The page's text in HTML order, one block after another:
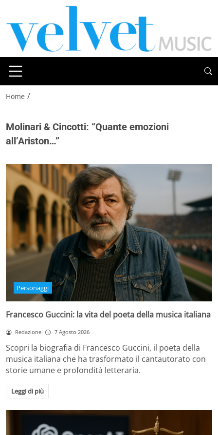
Home /
Molinari & Cincotti: “Quante emozioni
all’Ariston…”
Personaggi
Francesco Guccini: la vita del poeta della musica italiana
Redazione 7 Agosto 2026
Scopri la biografia di Francesco Guccini, il poeta della
musica italiana che ha trasformato il cantautorato con
storie umane e profondità letteraria.
Leggi di più